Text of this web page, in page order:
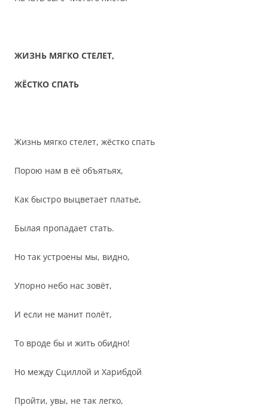
ЖИЗНЬ МЯГКО СТЕЛЕТ,
ЖЁСТКО СПАТЬ
Жизнь мягко стелет, жёстко спать
Порою нам в её объятьях,
Как быстро выцветает платье,
Былая пропадает стать.
Но так устроены мы, видно,
Упорно небо нас зовёт,
И если не манит полёт,
То вроде бы и жить обидно!
Но между Сциллой и Харибдой
Пройти, увы, не так легко,